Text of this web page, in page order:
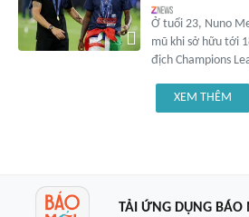
Ở tuổi 23, Nuno
mũ khi sở hữu tới
địch Champions
XEM THÊM
TẢI ỨNG DỤNG BÁO